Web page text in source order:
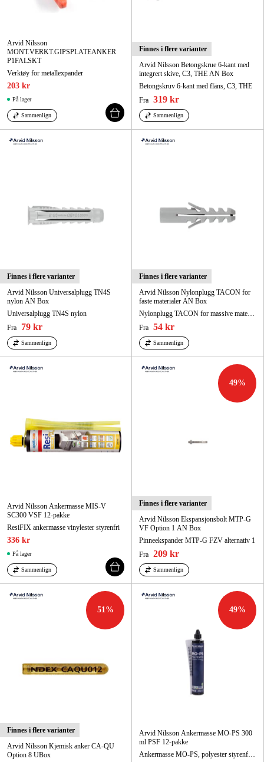
Artikler og guider
Kontakt
Arvid Nilsson
MONT.VERKT.GIPSPLATEANKER
P1FALSKT
Verktøy for metallexpander
203 kr
På lager
Sammenlign
Finnes i flere varianter
Arvid Nilsson Betongskrue 6-kant med
integrert skive, C3, THE AN Box
Betongskruv 6-kant med fläns, C3, THE
Fra 319 kr
Sammenlign
Finnes i flere varianter
Arvid Nilsson Universalplugg TN4S
nylon AN Box
Universalplugg TN4S nylon
Fra
79 kr
Sammenlign
Finnes i flere varianter
Arvid Nilsson Nylonplugg TACON for
faste materialer AN Box
Fra 54 kr
Sammenlign
Arvid Nilsson Ankermasse MIS-V
SC300 VSF 12-pakke
ResiFIX ankermasse vinylester styrenfri
336 kr
På lager
Sammenlign
49%
Finnes i flere varianter
Arvid Nilsson Ekspansjonsbolt MTP-G
VF Option 1 AN Box
Pinneekspander MTP-G FZV alternativ 1
Fra 209 kr
Sammenlign
51%
Finnes i flere varianter
Arvid Nilsson Kjemisk anker CA-QU
Option 8 UBox
49%
Arvid Nilsson Ankermasse MO-PS 300
ml PSF 12-pakke
Ankermasse MO-PS, polyester styrenfri alternativ 7